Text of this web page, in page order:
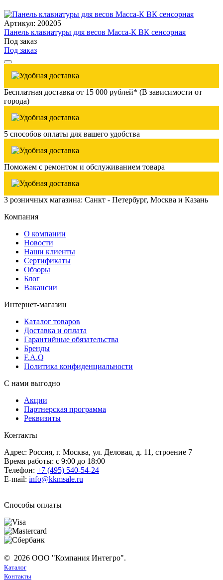
Артикул: 200205
Панель клавиатуры для весов Масса-К ВК сенсорная
Под заказ
Под заказ
Бесплатная доставка от 15 000 рублей* (В зависимости от
города)
5 способов оплаты для вашего удобства
Поможем с ремонтом и обслуживанием товара
3 розничных магазина: Санкт - Петербург, Москва и Казань
Компания
О компании
Новости
Наши клиенты
Сертификаты
Обзоры
Блог
Вакансии
Интернет-магазин
Каталог товаров
Доставка и оплата
Гарантийные обязательства
Бренды
F.A.Q
Политика конфиденциальности
С нами выгодно
Акции
Партнерская программа
Реквизиты
Контакты
Адрес: Россия, г. Москва, ул. Деловая, д. 11, строение 7
Время работы: с 9:00 до 18:00
Телефон: +7 (495) 540-54-24
E-mail: info@kkmsale.ru
Способы оплаты
© 2026 ООО "Компания Интегро".
Каталог
Контакты